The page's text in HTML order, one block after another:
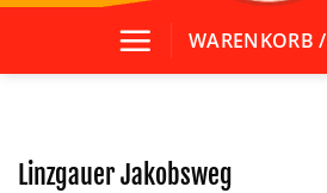
WARENKORB /
Linzgauer Jakobsweg